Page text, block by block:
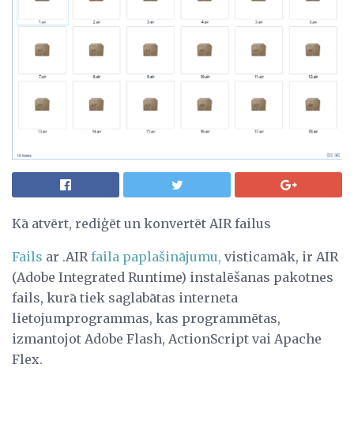
Kā atvērt, rediģēt un konvertēt AIR failus
Fails ar .AIR faila paplašinājumu, visticamāk, ir AIR
(Adobe Integrated Runtime) instalēšanas pakotnes
fails, kurā tiek saglabātas interneta
lietojumprogrammas, kas programmētas,
izmantojot Adobe Flash, ActionScript vai Apache
Flex.